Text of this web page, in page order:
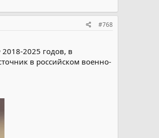
#768
2025 годов, в
в российском военно-